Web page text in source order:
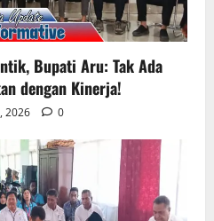
Bupati Aru: Tak Ada
dengan Kinerja!
2026 0